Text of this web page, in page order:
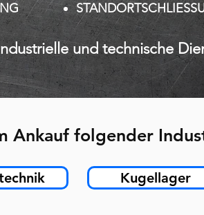
und technische
Ankauf folgender
Kugellager